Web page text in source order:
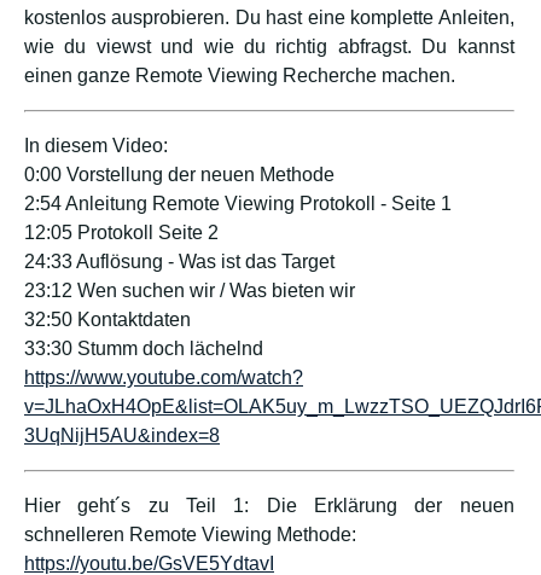
kostenlos ausprobieren. Du hast eine komplette Anleiten,
wie du viewst und wie du richtig abfragst. Du kannst
einen ganze Remote Viewing Recherche machen.
In diesem Video:
0:00 Vorstellung der neuen Methode
2:54 Anleitung Remote Viewing Protokoll - Seite 1
12:05 Protokoll Seite 2
24:33 Auflösung - Was ist das Target
23:12 Wen suchen wir / Was bieten wir
32:50 Kontaktdaten
33:30 Stumm doch lächelnd
https://www.youtube.com/watch?
3UqNijH5AU&index=8
Hier geht´s zu Teil 1: Die Erklärung der neuen
schnelleren Remote Viewing Methode:
https://youtu.be/GsVE5YdtavI